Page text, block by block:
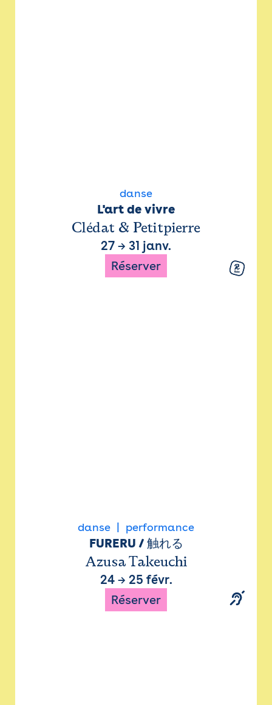
danse
L'art de vivre
Clédat & Petitpierre
27 → 31 janv.
Réserver
danse performance
FURERU / 触れる
Azusa Takeuchi
24→ 25 févr.
Réserver